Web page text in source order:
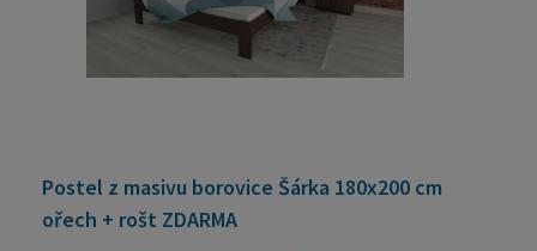
Postel z masivu borovice Šárka 180x200 cm
ořech + rošt ZDARMA